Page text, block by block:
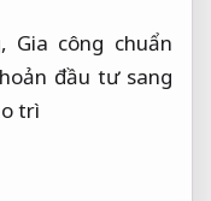
Gia công chuẩn
đầu tư sang
trì